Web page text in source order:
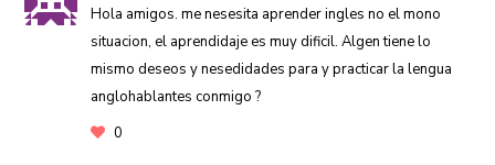
Hola amigos. me nesesita aprender ingles no el mono
situacion, el aprendidaje es muy dificil. Algen tiene lo
mismo deseos y nesedidades para y practicar la lengua
anglohablantes conmigo ?
0